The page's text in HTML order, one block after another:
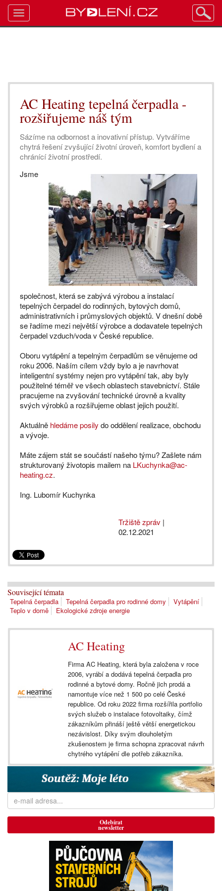
AC Heating tepelná čerpadla -
rozšiřujeme náš tým
Sázíme na odbornost a inovativní přístup. Vytváříme
chytrá řešení zvyšující životní úroveň, komfort bydlení a
chránící životní prostředí.
Jsme
společnost, která se zabývá výrobou a instalací
tepelných čerpadel do rodinných, bytových domů,
administrativních i průmyslových objektů. V dnešní době
se řadíme mezi největší výrobce a dodavatele tepelných
čerpadel vzduch/voda v České republice.
Oboru vytápění a tepelným čerpadlům se věnujeme od
roku 2006. Naším cílem vždy bylo a je navrhovat
inteligentní systémy nejen pro vytápění tak, aby byly
použitelné téměř ve všech oblastech stavebnictví. Stále
pracujeme na zvyšování technické úrovně a kvality
svých výrobků a rozšiřujeme oblast jejich použití.
Aktuálně hledáme posily do oddělení realizace, obchodu
a vývoje.
Máte zájem stát se součástí našeho týmu? Zašlete nám
strukturovaný životopis mailem na LKuchynka@ac-
heating.cz.
Ing. Lubomír Kuchynka
Tržiště zpráv |
02.12.2021
Související témata
Tepelná čerpadla Tepelná čerpadla pro rodinné domy
Vytápění
Teplo v domě
Ekologické zdroje energie
AC Heating
Firma AC Heating, která byla založena v roce
2006, vyrábí a dodává tepelná čerpadla pro
rodinné a bytové domy. Ročně jich prodá a
namontuje více než 1 500 po celé České
republice. Od roku 2022 firma rozšířila portfolio
svých služeb o instalace fotovoltaiky, čímž
zákazníkům přináší ještě větší energetickou
nezávislost. Díky svým dlouholetým
zkušenostem je firma schopna zpracovat návrh
chytrého vytápění dle potřeb zákazníka.
Odebírat
newsletter
Toggle
navigation